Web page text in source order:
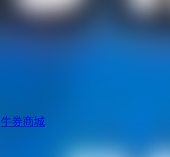
牛券商城